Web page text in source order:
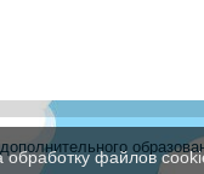
файлов